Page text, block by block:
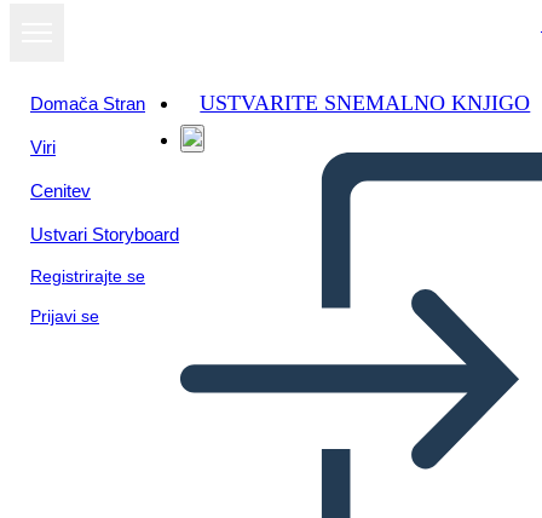
Domača Stran
Viri
Cenitev
Ustvari Storyboard
Registrirajte se
Prijavi se
USTVARITE SNEMALNO KNJIGO
Oglejte si kot
diaprojekcijo